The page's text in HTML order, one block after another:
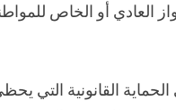
العادي أو الخاص
القانونية التي